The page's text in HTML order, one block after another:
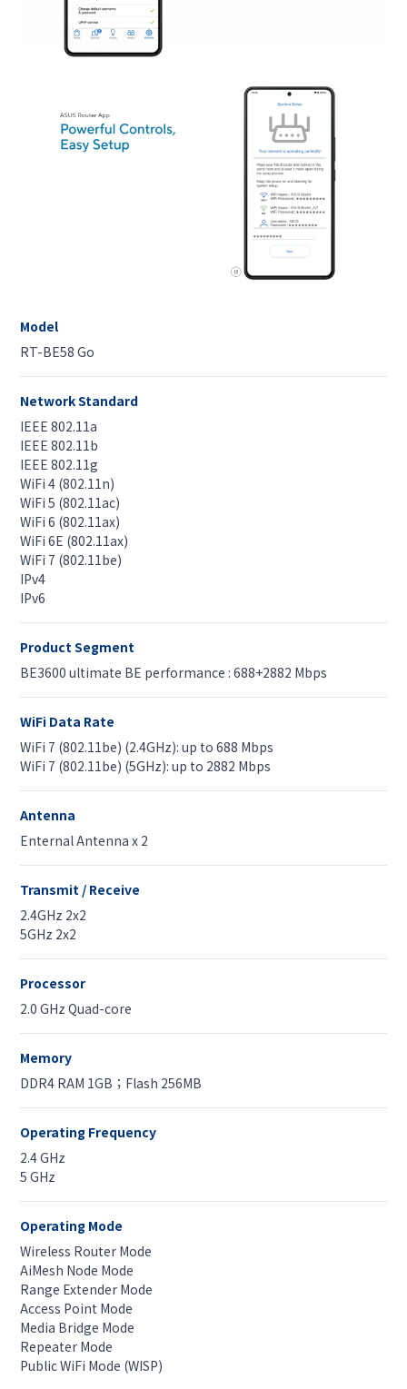
Model
RT-BE58 Go
Network Standard
IEEE 802.11a
IEEE 802.11b
IEEE 802.11g
WiFi 4 (802.11n)
WiFi 5 (802.11ac)
WiFi 6 (802.11ax)
WiFi 6E (802.11ax)
WiFi 7 (802.11be)
IPv4
IPv6
Product Segment
BE3600 ultimate BE performance : 688+2882 Mbps
WiFi Data Rate
WiFi 7 (802.11be) (2.4GHz): up to 688 Mbps
WiFi 7 (802.11be) (5GHz): up to 2882 Mbps
Antenna
Enternal Antenna x 2
Transmit / Receive
2.4GHz 2x2
5GHz 2x2
Processor
2.0 GHz Quad-core
Memory
DDR4 RAM 1GB；Flash 256MB
Operating Frequency
2.4 GHz
5 GHz
Operating Mode
Wireless Router Mode
AiMesh Node Mode
Range Extender Mode
Access Point Mode
Media Bridge Mode
Repeater Mode
Public WiFi Mode (WISP)